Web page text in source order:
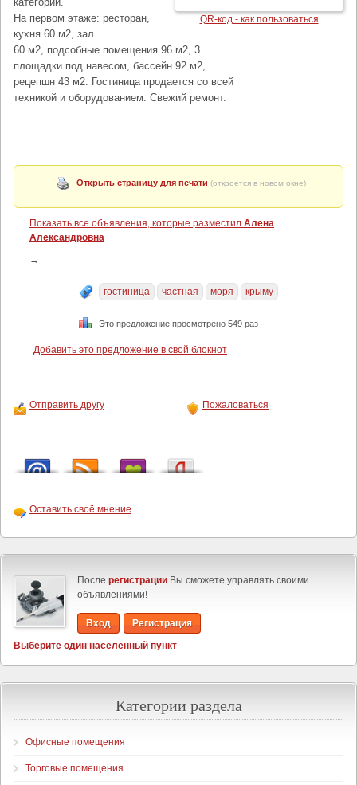
QR-код - как пользоваться
На первом этаже: ресторан,
кухня 60 м2, зал
60 м2, подсобные помещения 96 м2, 3
площадки под навесом, бассейн 92 м2,
рецепшн 43 м2. Гостиница продается со всей
техникой и оборудованием. Свежий ремонт.
Открыть страницу для печати (откроется в новом окне)
Показать все объявления, которые разместил Алена
Александровна
→
гостиница частная моря крыму
Это предложение просмотрено 549 раз
Добавить это предложение в свой блокнот
Отправить другу Пожаловаться
Оставить своё мнение
После регистрации Вы сможете управлять своими
объявлениями!
Вход
Регистрация
Выберите один населенный пункт
Категории раздела
Офисные помещения
Торговые помещения